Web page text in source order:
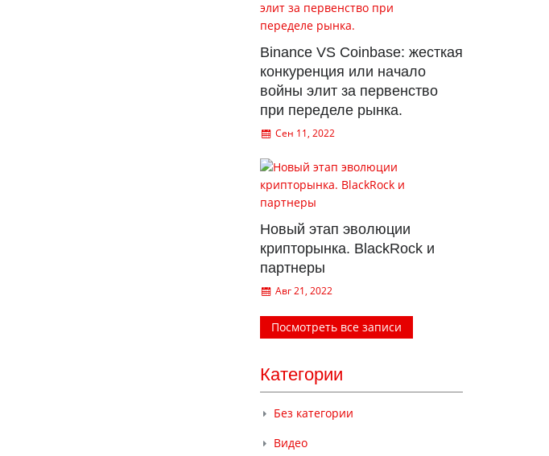
Binance VS Coinbase: жесткая
конкуренция или начало
войны элит за первенство
при переделе рынка.
Сен 11, 2022
Новый этап эволюции
крипторынка. BlackRock и
партнеры
Авг 21, 2022
Посмотреть все записи
Категории
Без категории
Видео